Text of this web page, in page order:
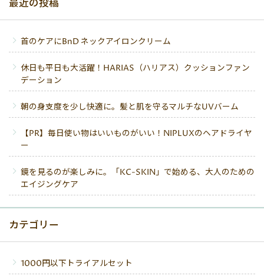
最近の投稿
首のケアにBnD ネックアイロンクリーム
休日も平日も大活躍！HARIAS（ハリアス）クッションファン
デーション
朝の身支度を少し快適に。髪と肌を守るマルチなUVバーム
【PR】毎日使い物はいいものがいい！NIPLUXのヘアドライヤ
ー
鏡を見るのが楽しみに。「KC-SKIN」で始める、大人のための
エイジングケア
カテゴリー
1000円以下トライアルセット